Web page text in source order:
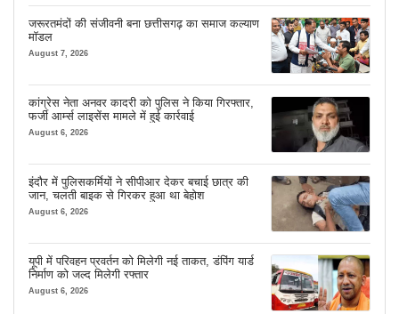
जरूरतमंदों की संजीवनी बना छत्तीसगढ़ का समाज कल्याण
मॉडल
August 7, 2026
कांग्रेस नेता अनवर कादरी को पुलिस ने किया गिरफ्तार,
फर्जी आर्म्स लाइसेंस मामले में हुई कार्रवाई
August 6, 2026
इंदौर में पुलिसकर्मियों ने सीपीआर देकर बचाई छात्र की
जान, चलती बाइक से गिरकर हुआ था बेहोश
August 6, 2026
यूपी में परिवहन प्रवर्तन को मिलेगी नई ताकत, डंपिंग यार्ड
निर्माण को जल्द मिलेगी रफ्तार
August 6, 2026